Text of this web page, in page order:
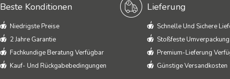
Beste Konditionen
Niedrigste Preise
2 Jahre Garantie
Fachkundige Beratung Verfügbar
Kauf- Und Rückgabebedingungen
Lieferung
Schnelle Und Sichere
Stoßfeste Umverpackung
Premium-Lieferung
Günstige Versandkosten